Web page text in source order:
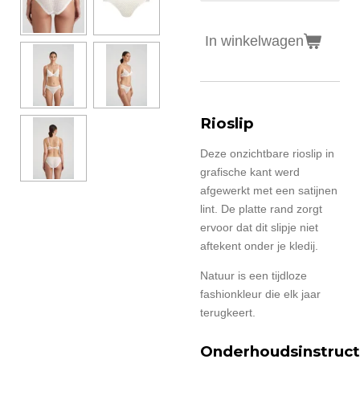
In winkelwagen
Rioslip
Deze onzichtbare rioslip in
grafische kant werd
afgewerkt met een satijnen
lint. De platte rand zorgt
ervoor dat dit slipje niet
aftekent onder je kledij.
Natuur is een tijdloze
fashionkleur die elk jaar
terugkeert.